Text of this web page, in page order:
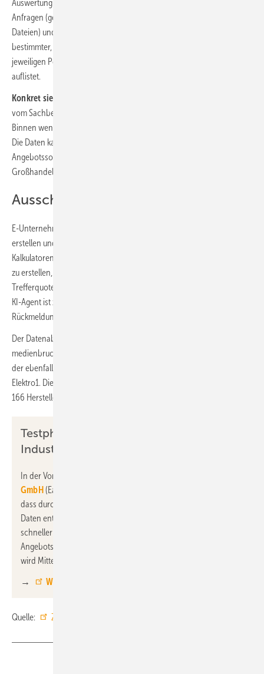
Auswertung der u.a. GAEB-Dateien unterstützt. Der KI-Agent „liest“ die
Anfragen (gescannte Dokumente, maschinenlesbare PDF oder GAEB-
Dateien) und wertet sie aus, indem er Artikelnummern, die Anzahl
bestimmter, in der Ausschreibung aufgeführter Produkte und die
jeweiligen Positionen in der Ausschreibung in einer CSV-Datei
auflistet.
Konkret sieht das so aus:
vom Sachbearbeiter per E-Mail an den KI-Agenten weitergeleitet.
Binnen weniger Minuten erfolgt dann eine CSV- oder API-Antwort.
Die Daten kann der zuständige Sachbearbeiter in seiner
Angebotssoftware weiterverarbeiten und anschließend an den
Großhandel (beziehungsweise dieser an den E-Betrieb) zurückspielen.
Ausschreibung in 15 Minuten
E-Unternehmen können dann anhand der Auswertung ein Angebot
erstellen und sich an der Ausschreibung beteiligen. Benötigten gute
Kalkulatoren bislang 2 Stunden oder mehr Zeit, um diese Auswertung
zu erstellen, so kann die Industrie eine Ausschreibung nun mit einer
Trefferquote von über 90 % in weniger als 15 Minuten bearbeiten. Der
KI-Agent ist zudem trainierbar, so dass das Ergebnis mit jeder
Rückmeldung und jedem Austausch besser wird.
Der Datenabruf zur Analyse erfolgt über die offene und
medienbruchfreie Schnittstelle LeanConnect; die Daten kommen aus
der ebenfalls von MDA Solutions entwickelten Produktdatenplattform
Elektro1. Diese umfasst bereits über 850.000 Produkte und Artikel von
166 Herstellern.
Testphase und Freigabe für
Industriepartner
In der Vorbereitungsphase wurde der KI-Agent von der
GmbH (Easylan) getestet. Dabei wurde insbesondere gelobt,
dass durch den Agenten das zeitaufwändige Heraussuchen von
Daten entfällt. Der Großhandel kann dem E-Handwerk damit
schneller eine Rückmeldung geben, was wiederum die
Angebotserstellung des Betriebes beschleunigt. Der KI-Agent
wird Mitte Oktober für weitere Industriepartner freigegeben.
→ Weitere Informationen
Quelle: ZVEH